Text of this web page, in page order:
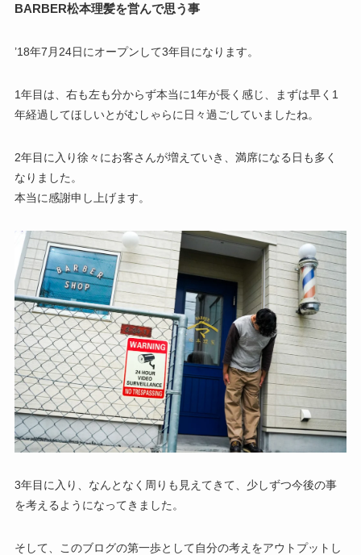
BARBER松本理髪を営んで思う事
’18年7月24日にオープンして3年目になります。
1年目は、右も左も分からず本当に1年が長く感じ、まずは早く1
年経過してほしいとがむしゃらに日々過ごしていましたね。
2年目に入り徐々にお客さんが増えていき、満席になる日も多く
なりました。
本当に感謝申し上げます。
3年目に入り、なんとなく周りも見えてきて、少しずつ今後の事
を考えるようになってきました。
そして、このブログの第一歩として自分の考えをアウトプットし